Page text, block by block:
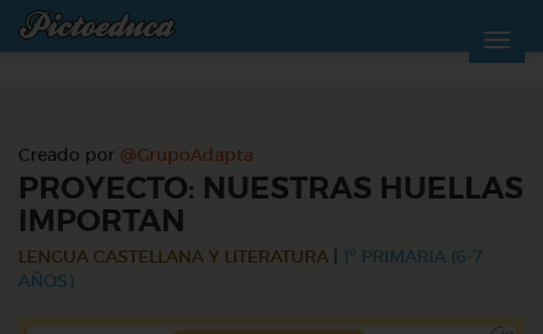
Creado por @GrupoAdapta
PROYECTO: NUESTRAS HUELLAS
IMPORTAN
LENGUA CASTELLANA Y LITERATURA
1º PRIMARIA (6-7
AÑOS)